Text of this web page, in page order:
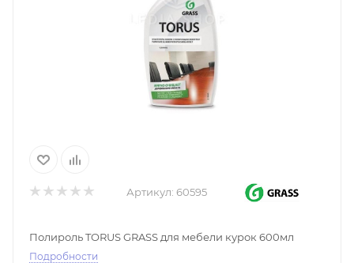
Артикул: 60595
Полироль TORUS GRASS для мебели курок 600мл
Подробности